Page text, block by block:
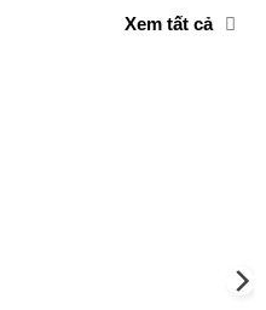
Xem tất cả